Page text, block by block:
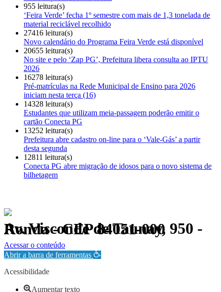
955 leitura(s)
‘Feira Verde’ fecha 1º semestre com mais de 1,3 tonelada de
material reciclável recolhido
27416 leitura(s)
Novo calendário do Programa Feira Verde está disponível
20655 leitura(s)
No site e pelo ‘Zap PG’, Prefeitura libera consulta ao IPTU
2026
16278 leitura(s)
Pré-matrículas na Rede Municipal de Ensino para 2026
iniciam nesta terça (16)
14328 leitura(s)
Estudantes que utilizam meia-passagem poderão emitir o
cartão Conecta PG
13252 leitura(s)
Prefeitura abre cadastro on-line para o ‘Vale-Gás’ a partir
desta segunda
12811 leitura(s)
Conecta PG abre migração de idosos para o novo sistema de
bilhetagem
Av. Visconde de Taunay, 950 - Ronda - CEP 84051-000
Política de Privacidade.
Acessar o conteúdo
Abrir a barra de ferramentas
Acessibilidade
Aumentar texto